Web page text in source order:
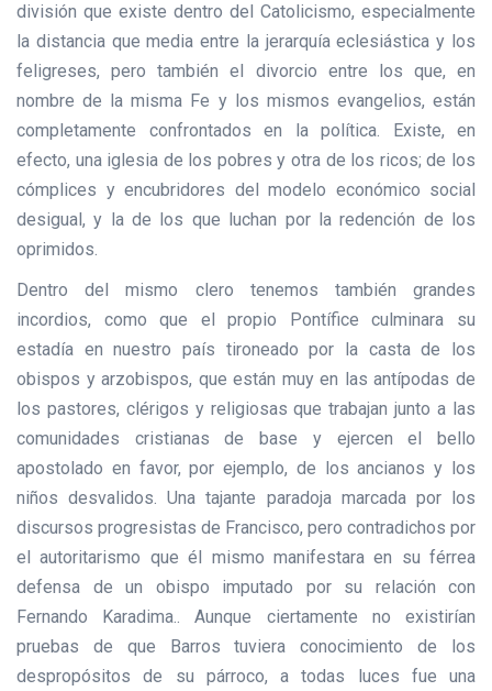
división que existe dentro del Catolicismo, especialmente
la distancia que media entre la jerarquía eclesiástica y los
feligreses, pero también el divorcio entre los que, en
nombre de la misma Fe y los mismos evangelios, están
completamente confrontados en la política. Existe, en
efecto, una iglesia de los pobres y otra de los ricos; de los
cómplices y encubridores del modelo económico social
desigual, y la de los que luchan por la redención de los
oprimidos.
Dentro del mismo clero tenemos también grandes
incordios, como que el propio Pontífice culminara su
estadía en nuestro país tironeado por la casta de los
obispos y arzobispos, que están muy en las antípodas de
los pastores, clérigos y religiosas que trabajan junto a las
comunidades cristianas de base y ejercen el bello
apostolado en favor, por ejemplo, de los ancianos y los
niños desvalidos. Una tajante paradoja marcada por los
discursos progresistas de Francisco, pero contradichos por
el autoritarismo que él mismo manifestara en su férrea
defensa de un obispo imputado por su relación con
Fernando Karadima.. Aunque ciertamente no existirían
pruebas de que Barros tuviera conocimiento de los
despropósitos de su párroco, a todas luces fue una